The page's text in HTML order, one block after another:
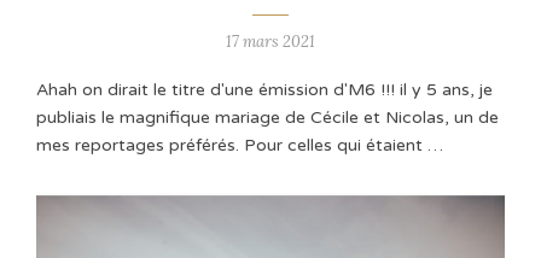
17 mars 2021
Ahah on dirait le titre d'une émission d'M6 !!! il y 5 ans, je
publiais le magnifique mariage de Cécile et Nicolas, un de
mes reportages préférés. Pour celles qui étaient …